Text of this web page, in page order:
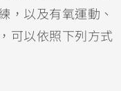
，以及有氧運動、
可以依照下列方式